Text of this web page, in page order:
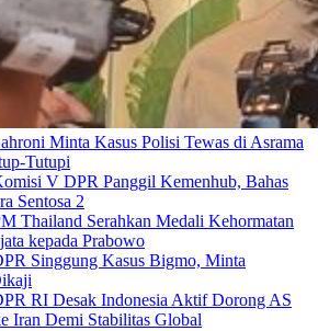
Minta Kasus Polisi Tewas di Asrama
Tutupi
V DPR Panggil Kemenhub, Bahas
Sentosa 2
Thailand Serahkan Medali Kehormatan
kepada Prabowo
Singgung Kasus Bigmo, Minta
RI Desak Indonesia Aktif Dorong AS
Iran Demi Stabilitas Global